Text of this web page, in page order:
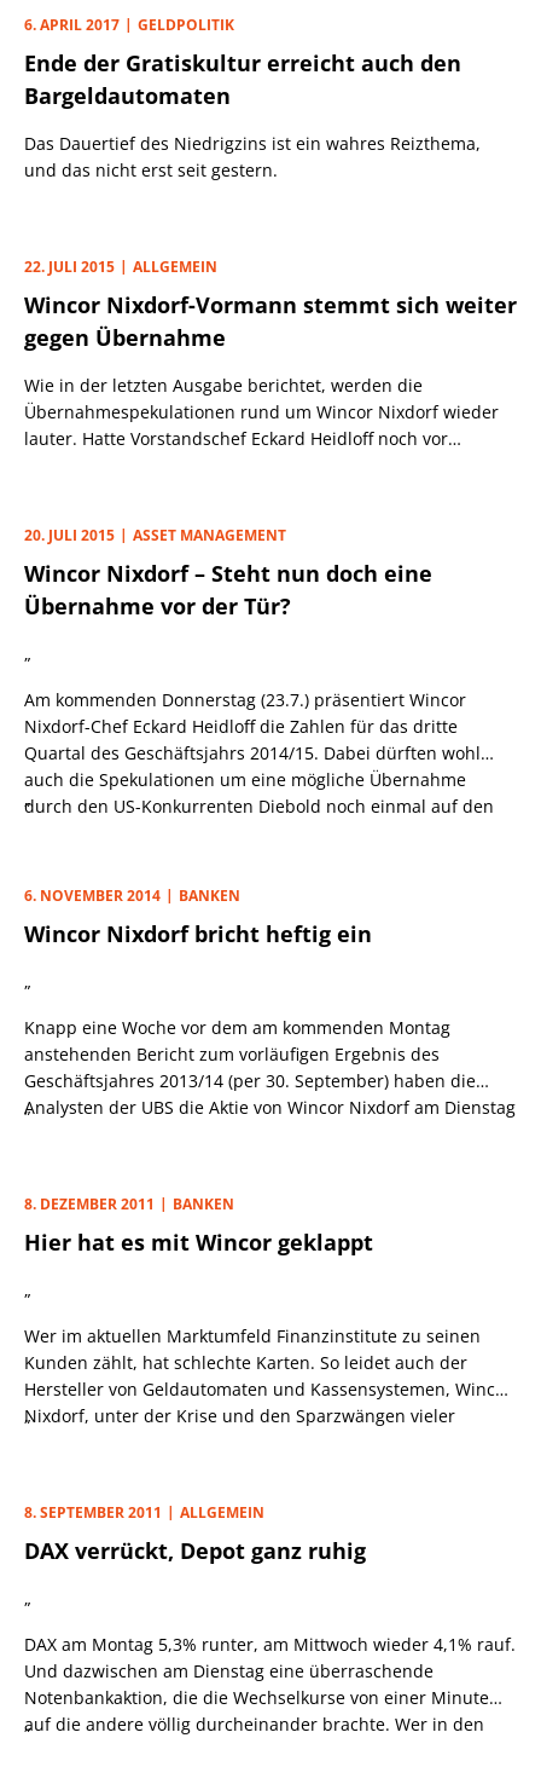
innerhalb weniger Wochen erneut von einer IT-Panne
heimgesucht wurde.
6. APRIL 2017 GELDPOLITIK
Ende der Gratiskultur erreicht auch den
Bargeldautomaten
Das Dauertief des Niedrigzins ist ein wahres Reizthema,
und das nicht erst seit gestern.
22. JULI 2015 ALLGEMEIN
Wincor Nixdorf-Vormann stemmt sich weiter
gegen Übernahme
Wie in der letzten Ausgabe berichtet, werden die
Übernahmespekulationen rund um Wincor Nixdorf wieder
lauter. Hatte Vorstandschef Eckard Heidloff noch vor
einem klaren Dementi durchringen: Über das Thema
Industriekonsolidierung werde seit Jahren diskutiert, so
dass er es mit weiteren Stellungnahmen nicht weiter
20. JULI 2015 ASSET MANAGEMENT
Wincor Nixdorf – Steht nun doch eine
Übernahme vor der Tür?
„
Am kommenden Donnerstag (23.7.) präsentiert Wincor
Nixdorf-Chef Eckard Heidloff die Zahlen für das dritte
Quartal des Geschäftsjahrs 2014/15. Dabei dürften wohl
auch die Spekulationen um eine mögliche Übernahme
durch den US-Konkurrenten Diebold noch einmal auf den
eine Fusion mit dem US-Rivalen Front gemacht und
nichts bekannt sei. Das, so hören wir, könnte sich jedoch
„
6. NOVEMBER 2014 BANKEN
Wincor Nixdorf bricht heftig ein
„
Knapp eine Woche vor dem am kommenden Montag
anstehenden Bericht zum vorläufigen Ergebnis des
Geschäftsjahres 2013/14 (per 30. September) haben die
Analysten der UBS die Aktie von Wincor Nixdorf am Dienstag
optimistischen Konsensschätzungen, die im laufenden
Geschäftsjahr von einem Umsatzplus von 3% sowie einem
rechnet mit einem stabilen Umsatz und einem weiteren
folgenden Jahr dürften die Margen zudem erneut fallen.
„
8. DEZEMBER 2011 BANKEN
Hier hat es mit Wincor geklappt
„
Wer im aktuellen Marktumfeld Finanzinstitute zu seinen
Kunden zählt, hat schlechte Karten. So leidet auch der
Hersteller von Geldautomaten und Kassensystemen, Wincor
Nixdorf, unter der Krise und den Sparzwängen vieler
„
8. SEPTEMBER 2011 ALLGEMEIN
DAX verrückt, Depot ganz ruhig
„
DAX am Montag 5,3% runter, am Mittwoch wieder 4,1% rauf.
Und dazwischen am Dienstag eine überraschende
Notenbankaktion, die die Wechselkurse von einer Minute
auf die andere völlig durcheinander brachte. Wer in den
„